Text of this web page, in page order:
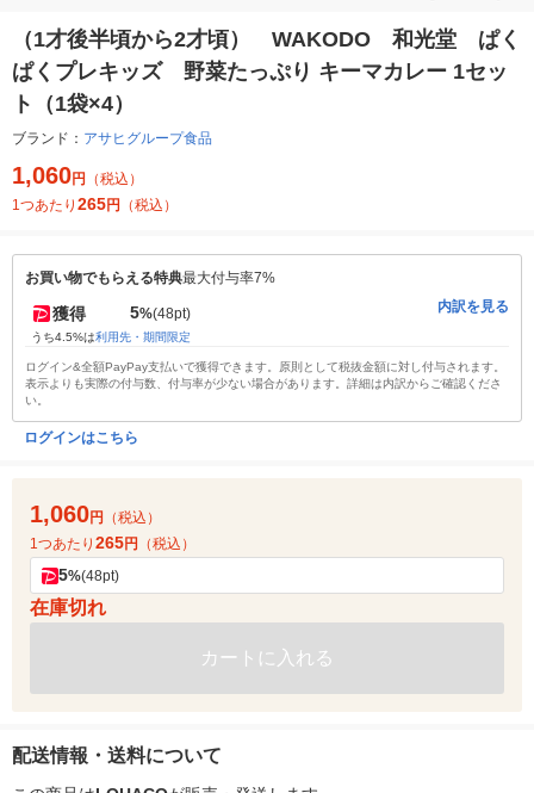
（1才後半頃から2才頃） WAKODO 和光堂 ぱく
ぱくプレキッズ 野菜たっぷり キーマカレー 1セッ
ト（1袋×4）
ブランド： アサヒグループ食品
1,060円
（税込）
1つあたり 265円 （税込）
お買い物でもらえる特典最大付与率7%
獲得 5%(48pt)
うち4.5%は利用先・期間限定
内訳を見る
ログイン&全額PayPay支払いで獲得できます。原則として税抜金額に対し付与されます。
表示よりも実際の付与数、付与率が少ない場合があります。詳細は内訳からご確認くださ
い。
ログインはこちら
1,060円
（税込）
1つあたり 265円 （税込）
5%(48pt)
在庫切れ
カートに入れる
配送情報・送料について